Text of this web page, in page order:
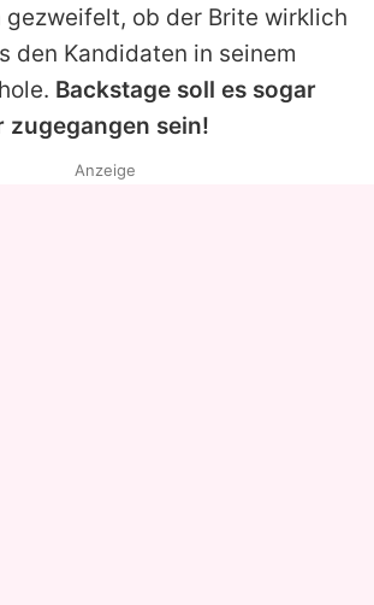
gezweifelt, ob der Brite wirklich
den Kandidaten in seinem
Backstage soll es sogar
zugegangen sein!
Anzeige